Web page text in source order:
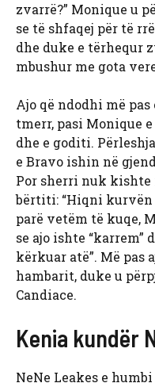
zvarrë?” Monique u
se të shfaqej për të
dhe duke e tërhequr
mbushur me gota
Ajo që ndodhi më
tmerr, pasi Monique
dhe e goditi.
e Bravo ishin në
Por sherri nuk kishte
bërtiti: “Hiqni kurvën
parë vetëm të kuqe,
se ajo ishte “karrem”
kërkuar atë”. Më pas
hambarit, duke u
Candiace.
Kenia kundër
NeNe Leakes e